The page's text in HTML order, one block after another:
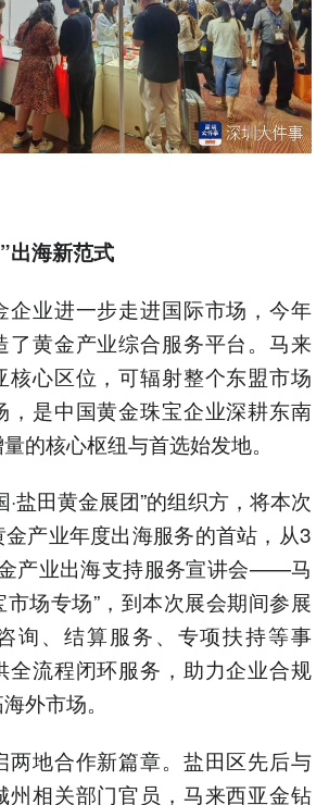
出海新范式
企业进一步走进国际市场，今年
了黄金产业综合服务平台。马来
核心区位，可辐射整个东盟市场
，是中国黄金珠宝企业深耕东南
的核心枢纽与首选始发地。
·盐田黄金展团”的组织方，将本次
产业年度出海服务的首站，从3
产业出海支持服务宣讲会——马
场专场”，到本次展会期间参展
询、结算服务、专项扶持等事
全流程闭环服务，助力企业合规
外市场。
两地合作新篇章。盐田区先后与
州相关部门官员，马来西亚金钻